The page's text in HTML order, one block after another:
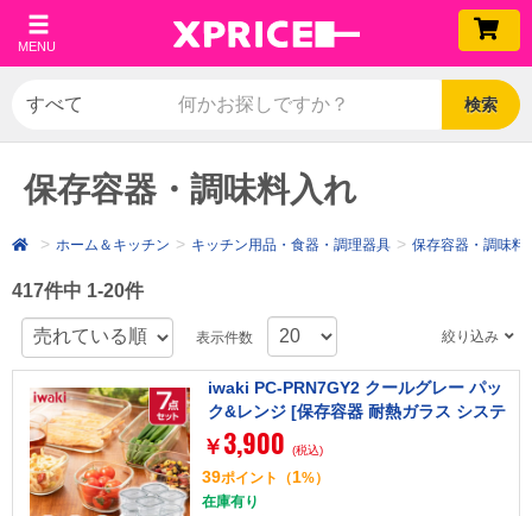
MENU
検索
保存容器・調味料入れ
ホーム＆キッチン キッチン用品・食器・調理器具 保存容器・調味料
417件中 1-20件
表示件数 絞り込み
iwaki PC-PRN7GY2 クールグレー パッ
ク&レンジ [保存容器 耐熱ガラス システ
ムセット]
￥ 3,900 (税込)
39ポイント （1%）
在庫有り